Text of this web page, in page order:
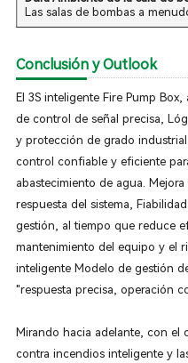
Las salas de bombas a
Conclusión y Outlook
El 3S inteligente Fire Pump
de control de señal precisa,
y protección de grado
control confiable y eficiente
abastecimiento de agua.
respuesta del sistema,
gestión, al tiempo que reduce
mantenimiento del equipo y el
inteligente Modelo de gestión
"respuesta precisa, operación
Mirando hacia adelante, con el
contra incendios inteligente y